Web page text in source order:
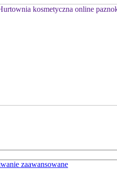
zaawansowane